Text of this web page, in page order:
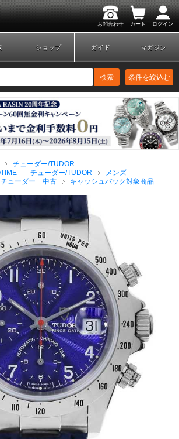
お問合わせ カート ログイン
録 ログイン
ブランドから探す
ロレックス
パテック
フィリップ
ウブロ カルティエ
ショップ ガイド マガジン
検索 条件を絞込む
チューダー/TUDOR
チューダー/TUDOR
メンズ
チューダー 中古
キャッシュバック対象商品